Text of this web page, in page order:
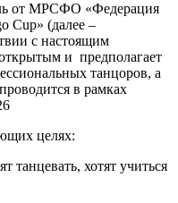
от МРСФО «Федерация
Cup» (далее –
с настоящим
и предполагает
танцоров, а
в рамках
целях:
танцевать, хотят учиться